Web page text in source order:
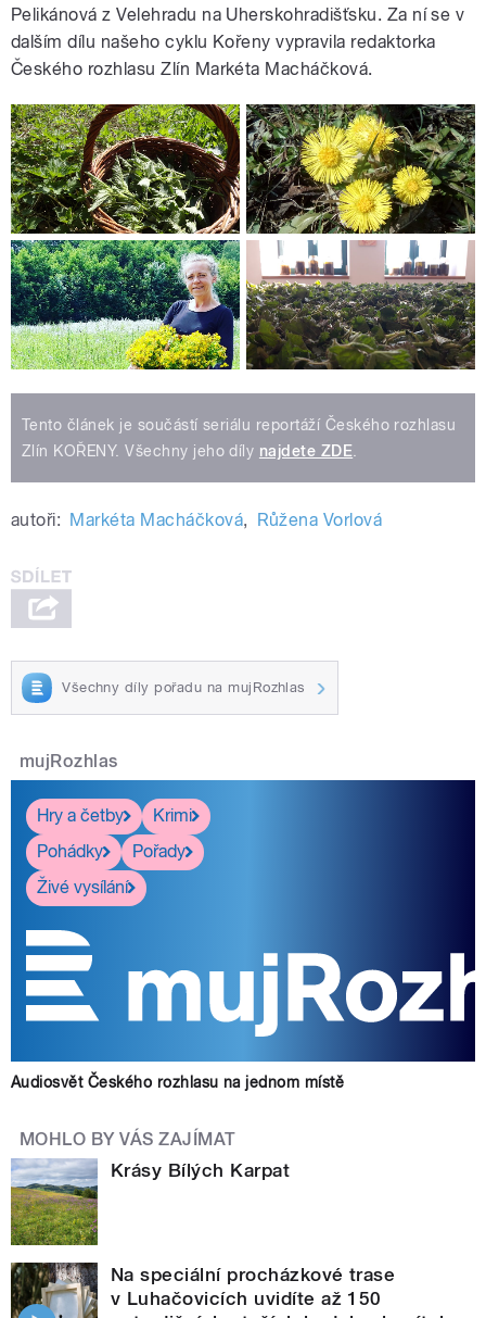
Pelikánová z Velehradu na Uherskohradišťsku. Za ní se v
dalším dílu našeho cyklu Kořeny vypravila redaktorka
Českého rozhlasu Zlín Markéta Macháčková.
Tento článek je součástí seriálu reportáží Českého rozhlasu
Zlín KOŘENY. Všechny jeho díly najdete ZDE
autoři: Markéta Macháčková, Růžena Vorlová
Všechny díly pořadu na mujRozhlas
mujRozhlas
Hry a četby
Krimi
Pohádky
Pořady
Živé vysílání
Audiosvět Českého rozhlasu na jednom místě
MOHLO BY VÁS ZAJÍMAT
Krásy Bílých Karpat
Na speciální procházkové trase
v Luhačovicích uvidíte až 150